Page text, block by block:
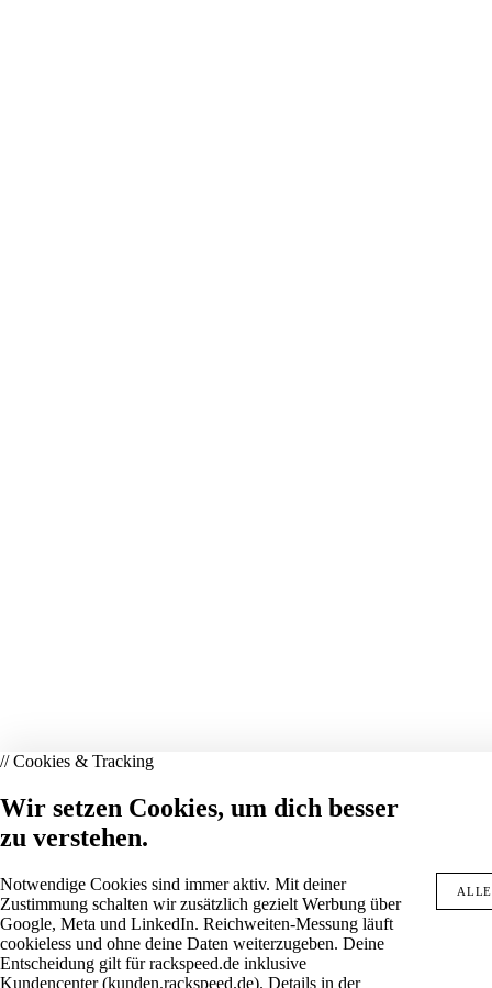
// Cookies & Tracking
Wir setzen Cookies, um dich besser
zu verstehen.
Notwendige Cookies sind immer aktiv. Mit deiner
Zustimmung schalten wir zusätzlich gezielt Werbung über
Google, Meta und LinkedIn. Reichweiten-Messung läuft
cookieless und ohne deine Daten weiterzugeben. Deine
Entscheidung gilt für rackspeed.de inklusive
Kundencenter (kunden.rackspeed.de). Details in der